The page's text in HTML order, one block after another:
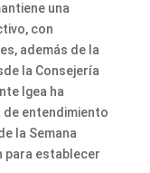
una
con
además de la
la Consejería
Igea ha
entendimiento
la Semana
para establecer